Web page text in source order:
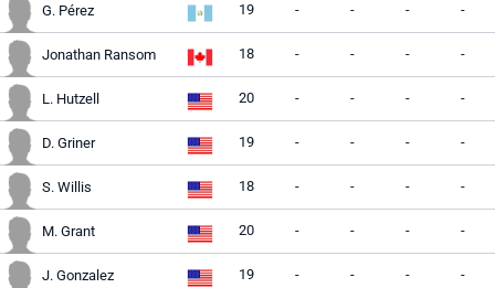
G. Pérez 19 - - - -
Jonathan Ransom 18 - - - -
L. Hutzell 20 - - - -
D. Griner 19 - - - -
S. Willis 18 - - - -
M. Grant 20 - - - -
J. Gonzalez 19 - - - -